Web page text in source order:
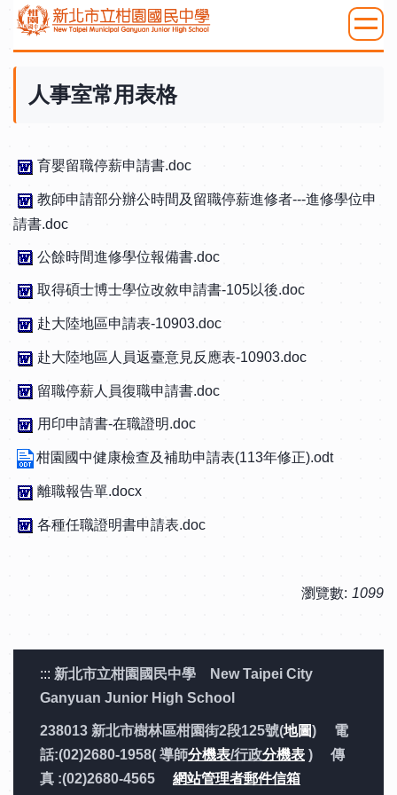
跳
主
區
人事室常用表格
育嬰留職停薪申請書.doc
教師申請部分辦公時間及留職停薪進修者---進修學位申
請書.doc
公餘時間進修學位報備書.doc
取得碩士博士學位改敘申請書-105以後.doc
赴大陸地區申請表-10903.doc
赴大陸地區人員返臺意見反應表-10903.doc
留職停薪人員復職申請書.doc
用印申請書-在職證明.doc
柑園國中健康檢查及補助申請表(113年修正).odt
離職報告單.docx
各種任職證明書申請表.doc
瀏覽數: 1099
::: 新北市立柑園國民中學 New Taipei City
Ganyuan Junior High School
238013 新北市樹林區柑園街2段125號(地圖) 電
話:(02)2680-1958( 導師分機表/行政分機表 ) 傳
真 :(02)2680-4565 網站管理者郵件信箱